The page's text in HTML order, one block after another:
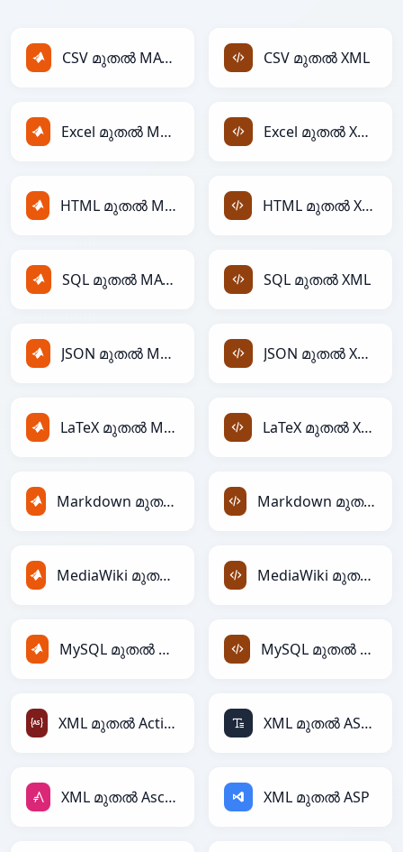
CSV മുതൽ MATLAB CSV മുതൽ XML
Excel മുതൽ MATLAB Excel മുതൽ XML
HTML മുതൽ MATLAB HTML മുതൽ XML
SQL മുതൽ MATLAB SQL മുതൽ XML
JSON മുതൽ MATLAB JSON മുതൽ XML
LaTeX മുതൽ MATLAB LaTeX മുതൽ XML
Markdown മുതൽ MATLAB Markdown മുതൽ XML
MediaWiki മുതൽ MATLAB MediaWiki മുതൽ XML
MySQL മുതൽ MATLAB MySQL മുതൽ XML
XML മുതൽ ActionScript XML മുതൽ ASCII
XML മുതൽ AsciiDoc XML മുതൽ ASP